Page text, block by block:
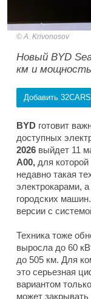
A. Krivonosov
Новый BYD
км и
Добавить
BYD готовит
доступных
2026 выйдет 11
A00, для
недавно такая
электрокарами,
городских
версии с
Техника тоже
выросла до 60
до 505 км. Для
это серьезная
вариантом
может